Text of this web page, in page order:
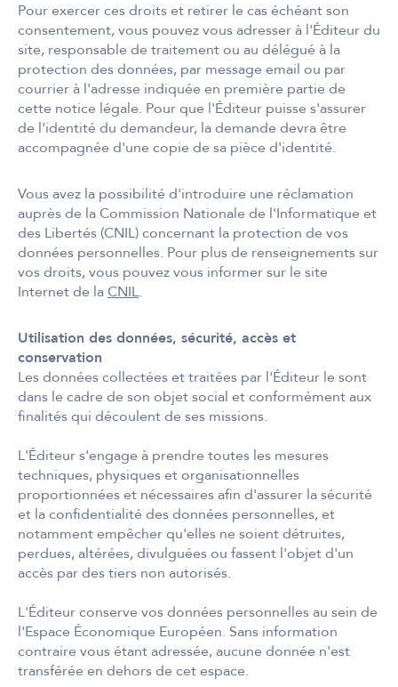
Pour exercer ces droits et retirer le cas échéant son
consentement, vous pouvez vous adresser à l'Éditeur du
site, responsable de traitement ou au délégué à la
protection des données, par message email ou par
courrier à l'adresse indiquée en première partie de
cette notice légale. Pour que l'Éditeur puisse s'assurer
de l'identité du demandeur, la demande devra être
accompagnée d'une copie de sa pièce d'identité.
Vous avez la possibilité d'introduire une réclamation
auprès de la Commission Nationale de l'Informatique et
des Libertés (CNIL) concernant la protection de vos
données personnelles. Pour plus de renseignements sur
vos droits, vous pouvez vous informer sur le site
Internet de laCNIL.
Utilisation des données, sécurité, accès et
conservation
Les données collectées et traitées par l'Éditeur le sont
dans le cadre de son objet social et conformément aux
finalités qui découlent de ses missions.
L'Éditeur s'engage à prendre toutes les mesures
techniques, physiques et organisationnelles
proportionnées et nécessaires afin d'assurer la sécurité
et la confidentialité des données personnelles, et
notamment empêcher qu'elles ne soient détruites,
perdues, altérées, divulguées ou fassent l'objet d'un
accès par des tiers non autorisés.
L'Éditeur conserve vos données personnelles au sein de
l'Espace Économique Européen. Sans information
contraire vous étant adressée, aucune donnée n'est
transférée en dehors de cet espace.